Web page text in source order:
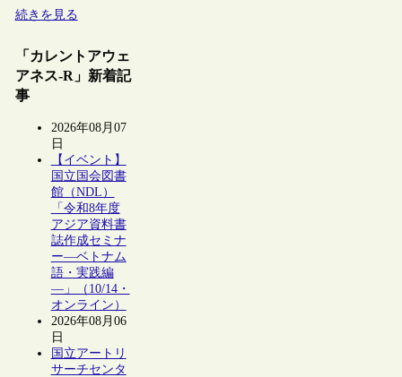
続きを見る
「カレントアウェ
アネス-R」新着記
事
2026年08月07
日
【イベント】
国立国会図書
館（NDL）
「令和8年度
アジア資料書
誌作成セミナ
ー―ベトナム
語・実践編
―」（10/14・
オンライン）
2026年08月06
日
国立アートリ
サーチセンタ